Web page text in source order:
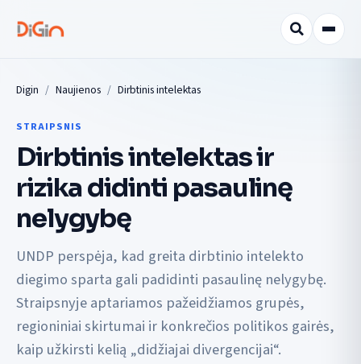
Digin Naujienos Dirbtinis intelektas
STRAIPSNIS
Dirbtinis intelektas ir
rizika didinti pasaulinę
nelygybę
UNDP perspėja, kad greita dirbtinio intelekto
diegimo sparta gali padidinti pasaulinę nelygybę.
Straipsnyje aptariamos pažeidžiamos grupės,
regioniniai skirtumai ir konkrečios politikos gairės,
kaip užkirsti kelią „didžiajai divergencijai“.